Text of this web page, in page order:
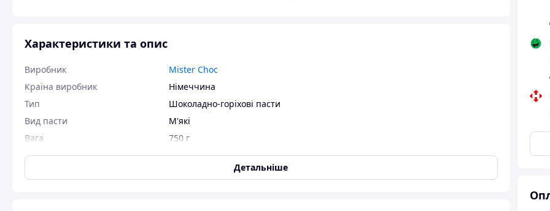
Характеристики та опис
Виробник
Mister Choc
Країна виробник
Німеччина
Тип
Шоколадно-горіхові пасти
Вид пасти
М'які
Вага
750 г
Шоколадно молочна паста Choco DUO, 750 г- шоколадно-молочна паста віднімецької компанії Mister
поєднання двох різновидів шоколаду молочного та білого для прихильників солодощів, а також
Детальніше